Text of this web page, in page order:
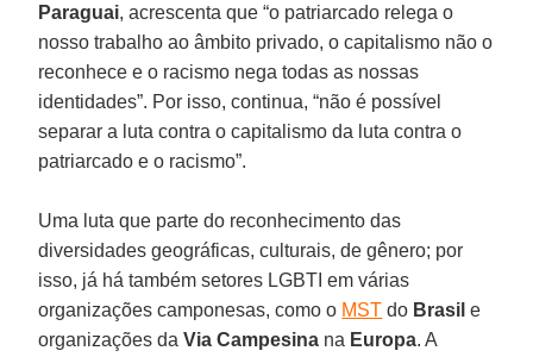
Paraguai, acrescenta que “o patriarcado relega o
nosso trabalho ao âmbito privado, o capitalismo não o
reconhece e o racismo nega todas as nossas
identidades”. Por isso, continua, “não é possível
separar a luta contra o capitalismo da luta contra o
patriarcado e o racismo”.
Uma luta que parte do reconhecimento das
diversidades geográficas, culturais, de gênero; por
isso, já há também setores LGBTI em várias
organizações camponesas, como o MST do Brasil e
organizações daVia Campesina na Europa. A